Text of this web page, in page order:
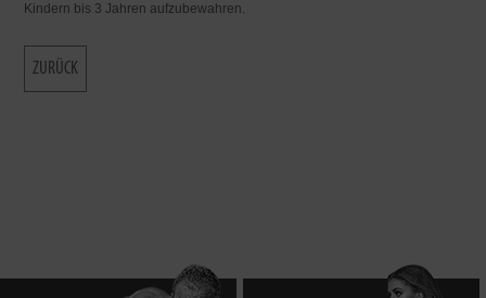
Kindern bis 3 Jahren aufzubewahren.
ZURÜCK